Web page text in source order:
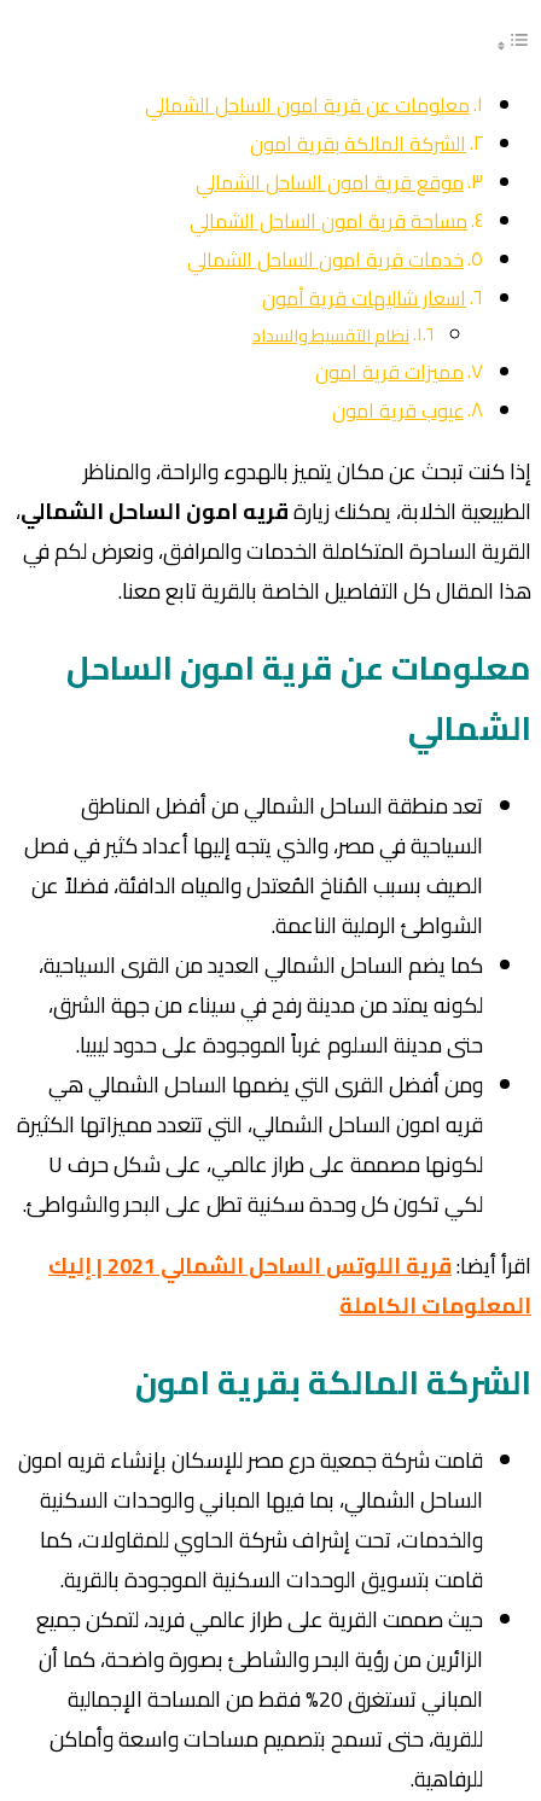
معلومات عن قرية امون الساحل الشمالي
الشركة المالكة بقرية امون
موقع قرية امون الساحل الشمالي
مساحة قرية امون الساحل الشمالي
خدمات قرية امون الساحل الشمالي
اسعار شاليهات قرية أمون
نظام التقسيط والسداد
مميزات قرية امون
عيوب قرية امون
إذا كنت تبحث عن مكان يتميز بالهدوء والراحة، والمناظر
الطبيعية الخلابة، يمكنك زيارةقريه امون الساحل الشمالي،
القرية الساحرة المتكاملة الخدمات والمرافق، ونعرض لكم في
هذا المقال كل التفاصيل الخاصة بالقرية تابع معنا.
معلومات عن قرية امون الساحل
الشمالي
تعد منطقة الساحل الشمالي من أفضل المناطق
السياحية في مصر، والذي يتجه إليها أعداد كثير في فصل
الصيف بسبب المُناخ المُعتدل والمياه الدافئة، فضلاً عن
الشواطئ الرملية الناعمة.
كما يضم الساحل الشمالي العديد من القرى السياحية،
لكونه يمتد من مدينة رفح في سيناء من جهة الشرق،
حتى مدينة السلوم غرباً الموجودة على حدود ليبيا.
ومن أفضل القرى التي يضمها الساحل الشمالي هي
قريه امون الساحل الشمالي، التي تتعدد مميزاتها الكثيرة
لكونها مصممة على طراز عالمي، على شكل حرف U
لكي تكون كل وحدة سكنية تطل على البحر والشواطئ.
اقرأ أيضا:
قرية اللوتس الساحل الشمالي 2021 | إليك
المعلومات الكاملة
الشركة المالكة بقرية امون
قامت شركة جمعية درع مصر للإسكان بإنشاء قريه امون
الساحل الشمالي، بما فيها المباني والوحدات السكنية
والخدمات، تحت إشراف شركة الحاوي للمقاولات، كما
قامت بتسويق الوحدات السكنية الموجودة بالقرية.
حيث صممت القرية على طراز عالمي فريد، لتمكن جميع
الزائرين من رؤية البحر والشاطئ بصورة واضحة، كما أن
المباني تستغرق 20% فقط من المساحة الإجمالية
للقرية، حتى تسمح بتصميم مساحات واسعة وأماكن
للرفاهية.